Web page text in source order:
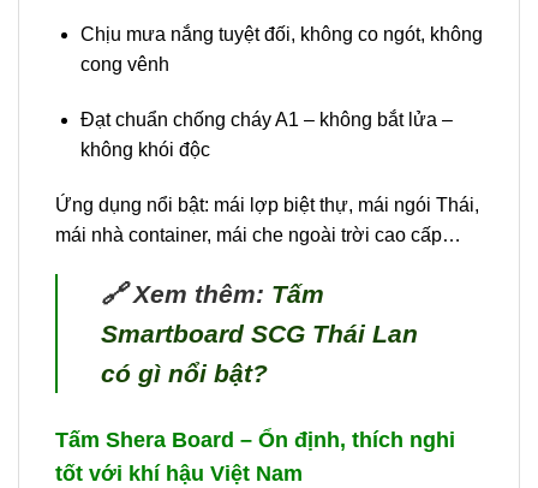
Chịu mưa nắng tuyệt đối, không co ngót, không
cong vênh
Đạt chuẩn chống cháy A1 – không bắt lửa –
không khói độc
Ứng dụng nổi bật: mái lợp biệt thự, mái ngói Thái,
mái nhà container, mái che ngoài trời cao cấp…
🔗 Xem thêm: Tấm
Smartboard SCG Thái Lan
có gì nổi bật?
Tấm Shera Board – Ổn định, thích nghi
tốt với khí hậu Việt Nam